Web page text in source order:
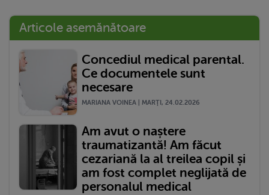
Articole asemănătoare
Concediul medical parental.
Ce documentele sunt
necesare
MARIANA VOINEA | MARŢI, 24.02.2026
Am avut o naștere
traumatizantă! Am făcut
cezariană la al treilea copil și
am fost complet neglijată de
personalul medical